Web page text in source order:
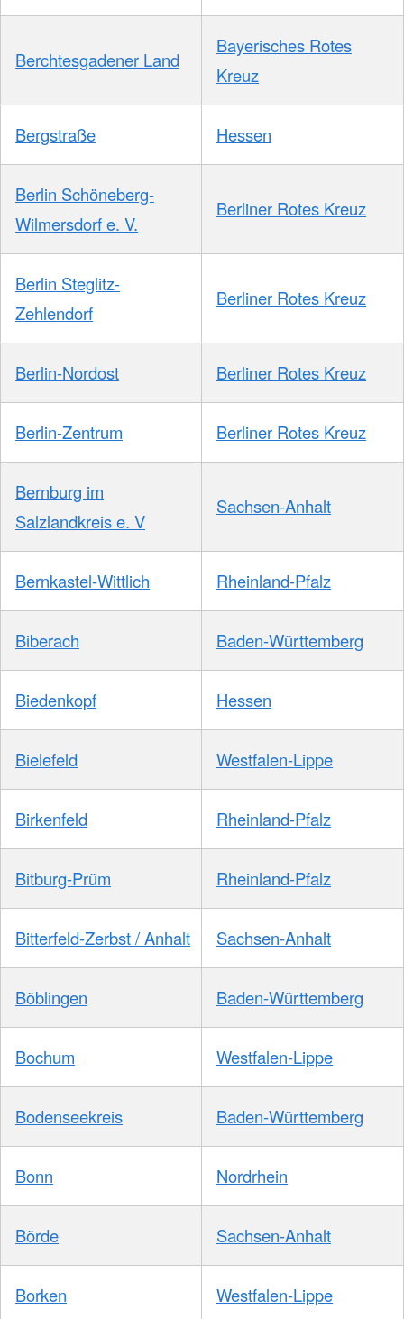
Berchtesgadener Land
Bayerisches Rotes
Kreuz
Bergstraße Hessen
Berlin Schöneberg-
Wilmersdorf e. V.
Berliner Rotes Kreuz
Berlin Steglitz-
Zehlendorf
Berliner Rotes Kreuz
Berlin-Nordost Berliner Rotes Kreuz
Berlin-Zentrum Berliner Rotes Kreuz
Bernburg im
Salzlandkreis e. V
Sachsen-Anhalt
Bernkastel-Wittlich Rheinland-Pfalz
Biberach Baden-Württemberg
Biedenkopf Hessen
Bielefeld Westfalen-Lippe
Birkenfeld Rheinland-Pfalz
Bitburg-Prüm Rheinland-Pfalz
Bitterfeld-Zerbst / Anhalt Sachsen-Anhalt
Böblingen Baden-Württemberg
Bochum Westfalen-Lippe
Bodenseekreis Baden-Württemberg
Bonn Nordrhein
Börde Sachsen-Anhalt
Borken Westfalen-Lippe